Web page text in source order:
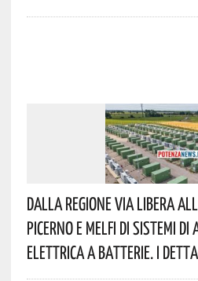
Dalla Regione Via Libera
Picerno E Melfi Di Sistemi Di
Elettrica A Batterie. I